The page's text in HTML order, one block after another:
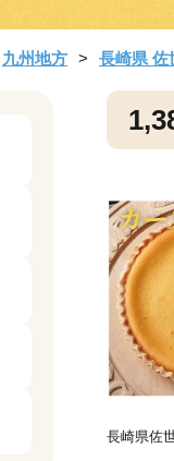
九州地方 長崎県 佐
長崎県佐